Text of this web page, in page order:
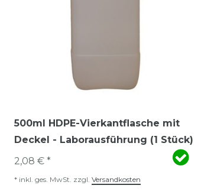
500ml HDPE-Vierkantflasche mit
Deckel - Laborausführung (1 Stück)
2,08 € *
* inkl. ges. MwSt. zzgl. Versandkosten